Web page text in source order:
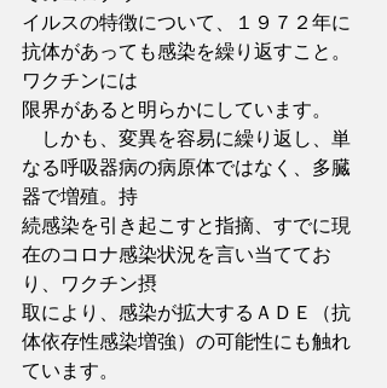
イルスの特徴について、１９７２年に
抗体があっても感染を繰り返すこと。
ワクチンには
限界があると明らかにしています。
しかも、変異を容易に繰り返し、単
なる呼吸器病の病原体ではなく、多臓
器で増殖。持
続感染を引き起こすと指摘、すでに現
在のコロナ感染状況を言い当ててお
り、ワクチン摂
取により、感染が拡大するＡＤＥ（抗
体依存性感染増強）の可能性にも触れ
ています。